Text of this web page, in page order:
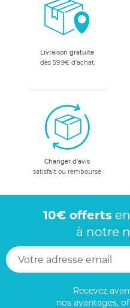
Livraison gratuite
dès 59.9€ d'achat
Changer d'avis
satisfait ou remboursé
10€ offerts
à notre
Recevez
nos avantages,